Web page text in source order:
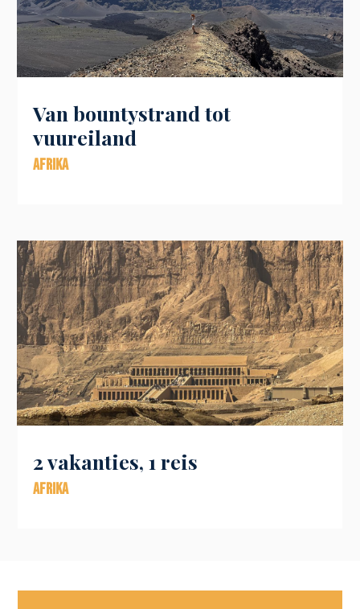
Van bountystrand tot
vuureiland
Afrika
2 vakanties, 1 reis
Afrika